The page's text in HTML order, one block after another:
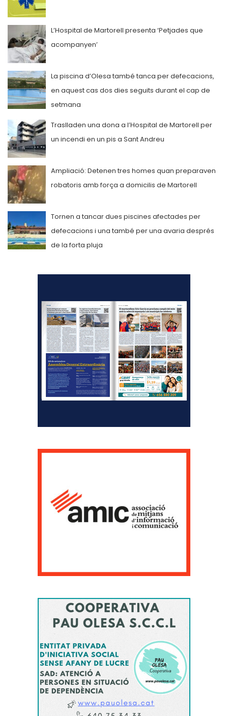
L’Hospital de Martorell presenta ‘Petjades que
acompanyen’
La piscina d’Olesa també tanca per defecacions,
en aquest cas dos dies seguits durant el cap de
setmana
Traslladen una dona a l’Hospital de Martorell per
un incendi en un pis a Sant Andreu
Ampliació: Detenen tres homes quan preparaven
robatoris amb força a domicilis de Martorell
Tornen a tancar dues piscines afectades per
defecacions i una també per una avaria després
de la forta pluja